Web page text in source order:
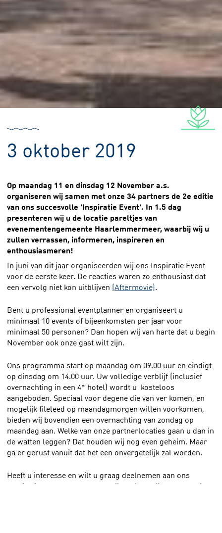
3 oktober 2019
Op maandag 11 en dinsdag 12 November a.s.
organiseren wij samen met onze 34 partners de 2e editie
van ons succesvolle 'Inspiratie Event'. In 1.5 dag
presenteren wij u de locatie pareltjes van
evenementengemeente Haarlemmermeer, waarbij wij u
zullen verrassen, informeren, inspireren en
enthousiasmeren!
In juni van dit jaar organiseerden wij ons Inspiratie Event
voor de eerste keer. De reacties waren zo enthousiast dat
een vervolg niet kon uitblijven (Aftermovie).
Bent u professional eventplanner en organiseert u
minimaal 10 events of bijeenkomsten per jaar voor
minimaal 50 personen? Dan hopen wij van harte dat u begin
November ook onze gast wilt zijn.
Ons programma start op maandag om 09.00 uur en eindigt
op dinsdag om 14.00 uur. Uw volledige verblijf (inclusief
overnachting in een 4* hotel) wordt u kosteloos
aangeboden. Speciaal voor degene die van ver komen, en
mogelijk fileleed op maandagmorgen willen voorkomen,
bieden wij bovendien een overnachting van zondag op
maandag aan. Welke van onze partnerlocaties gaan u dan in
de watten leggen? Dat houden wij nog even geheim. Maar
ga er gerust vanuit dat het een onvergetelijk zal worden.
Heeft u interesse en wilt u graag deelnemen aan ons
Inspiratie Event? Dan vragen wij u vriendelijk ons te mailen